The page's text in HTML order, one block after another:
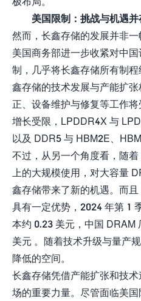
美国限制：挑战与机遇并
然而，长鑫存储的发展并非一
美国商务部进一步收紧对中
制，几乎将长鑫存储所有制
鑫存储的技术发展与产能扩
正、设备维护与修复等工作
增长受限，LPDDR4X 与
以及 DDR5 与 HBM2E、
不过，从另一个角度看，随
上的大规模使用，对大容量
鑫存储带来了新的机遇。而
具有一定优势，2024 年第 1
本约 0.23 美元，中国 DRAM
美元 。随着技术升级与量产
降低的空间。
长鑫存储凭借产能扩张和技
场的重要力量。尽管面临美